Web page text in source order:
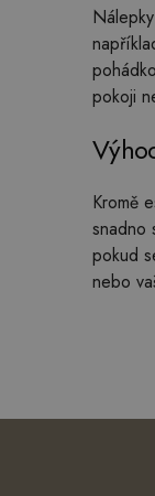
pokoji
Kromě
snadno
pokud
nebo